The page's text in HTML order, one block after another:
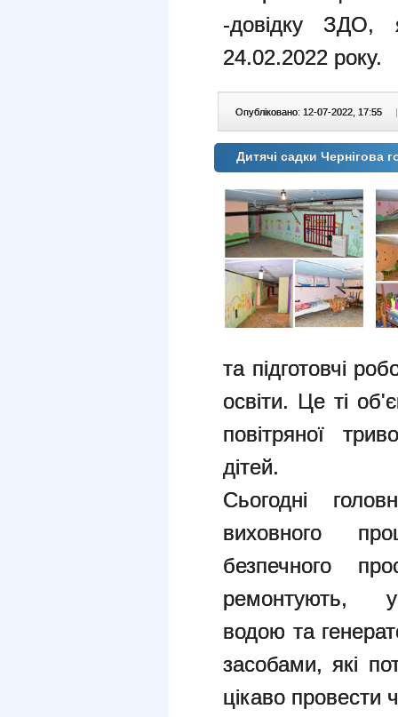
-довідку ЗДО,
24.02.2022 року.
Опубліковано: 12-07-2022, 17:55 |
Дитячі садки Чернігова
та підготовчі
освіти. Це ті
повітряної
дітей.
Сьогодні
виховного
безпечного
ремонтують,
водою та
засобами, які
цікаво провести